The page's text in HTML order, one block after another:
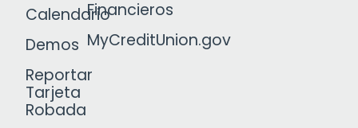
Calendario
Demos
Reportar
Tarjeta
Robada
Financieros
MyCreditUnion.gov